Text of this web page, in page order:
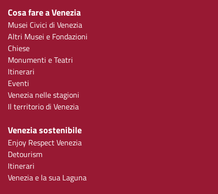
Cosa fare a Venezia
Musei Civici di Venezia
Altri Musei e Fondazioni
Chiese
Monumenti e Teatri
Itinerari
Eventi
Venezia nelle stagioni
Il territorio di Venezia
Venezia sostenibile
Enjoy Respect Venezia
Detourism
Itinerari
Venezia e la sua Laguna